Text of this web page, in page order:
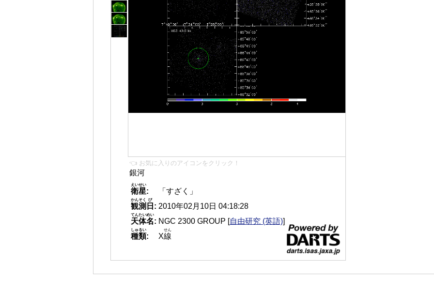
👈 お気に入りのアイコンをクリック！
銀河
衛星
えいせい
:
「すざく」
観測
かんそく
日
び
: 2010年02月10日 04:18:28
天体名
てんたいめい
: NGC 2300 GROUP [自由研究 (英語)]
種類
しゅるい
: X線
せん